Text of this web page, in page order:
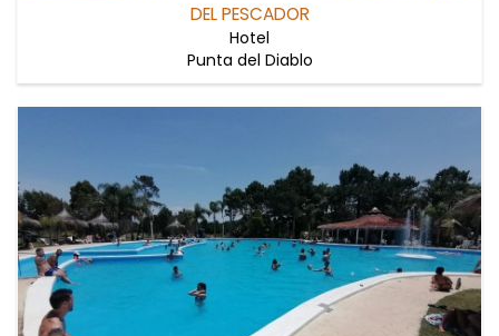
DEL PESCADOR
Hotel
Punta del Diablo